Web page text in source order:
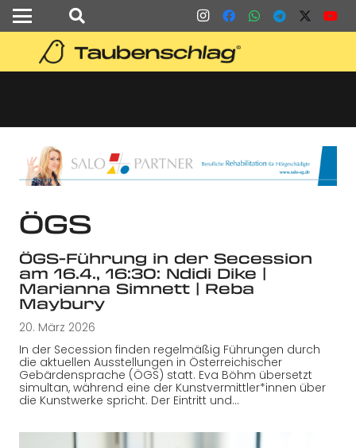
ÖGS
ÖGS-Führung in der Secession
am 16.4., 16:30: Ndidi Dike |
Marianna Simnett | Reba
Maybury
20. März 2026
In der Secession finden regelmäßig Führungen durch
die aktuellen Ausstellungen in Österreichischer
Gebärdensprache (ÖGS) statt. Eva Böhm übersetzt
simultan, während eine der Kunstvermittler*innen über
die Kunstwerke spricht. Der Eintritt und…